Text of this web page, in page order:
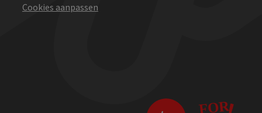
Cookies aanpassen